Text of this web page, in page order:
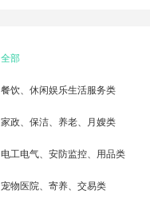
全部
餐饮、休闲娱乐生活服务类
家政、 保洁、养老、月嫂类
电工电气、安防监控、用品类
宠物医院、寄养、交易类